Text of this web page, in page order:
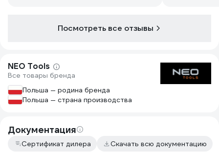
Посмотреть все отзывы
NEO Tools
Все товары бренда
Польша — родина бренда
Польша — страна производства
Документация
Сертификат дилера Скачать всю документацию